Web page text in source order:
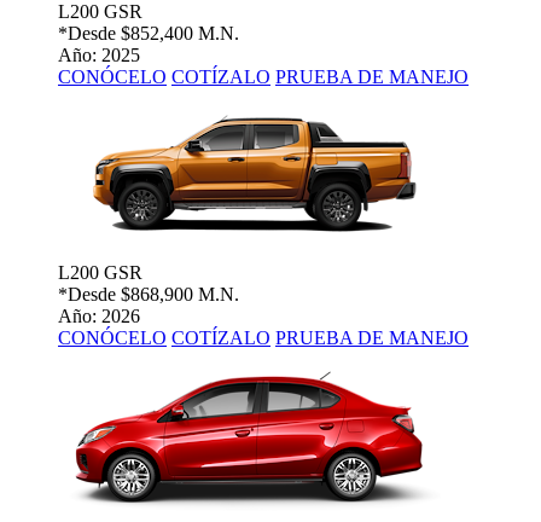
L200 GSR
*Desde $852,400 M.N.
Año: 2025
CONÓCELO COTÍZALO PRUEBA DE MANEJO
L200 GSR
*Desde $868,900 M.N.
Año: 2026
CONÓCELO COTÍZALO PRUEBA DE MANEJO